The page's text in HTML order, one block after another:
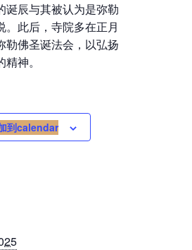
诞辰与其被认为是弥勒
。此后，寺院多在正月
勒佛圣诞法会，以弘扬
神。
到calendar